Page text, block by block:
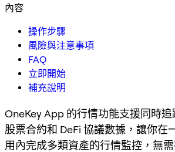
內容
操作步驟
風險與注意事項
FAQ
立即開始
補充說明
OneKey App 的行情功能支援同時
股票合約和 DeFi 協議數據，讓你在
用內完成多類資產的行情監控，無